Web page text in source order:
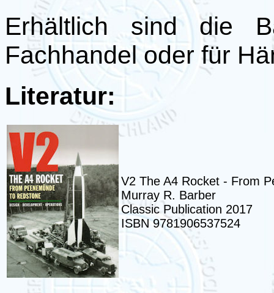
Erhältlich sind die
Fachhandel oder für
Literatur:
V2 The A4 Rocket - From
Murray R. Barber
Classic Publication 2017
ISBN 9781906537524